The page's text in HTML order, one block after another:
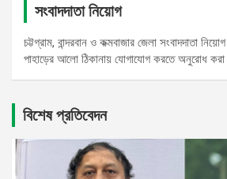
সংবাদদাতা নিয়োগ
চট্টগ্রাম, বান্দরবান ও কক্মবাজার জেলা সংবাদদাতা
পাহাড়ের আলো ঠিকানায় যোগাযোগ করতে অনুরোধ
বিশেষ প্রতিবেদন